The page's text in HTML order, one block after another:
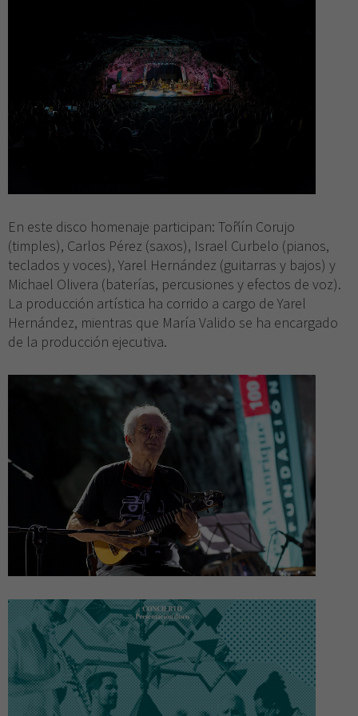
En este disco homenaje participan: Toñín Corujo
(timples), Carlos Pérez (saxos), Israel Curbelo (pianos,
teclados y voces), Yarel Hernández (guitarras y bajos) y
Michael Olivera (baterías, percusiones y efectos de voz).
La producción artística ha corrido a cargo de Yarel
Hernández, mientras que María Valido se ha encargado
de la producción ejecutiva.
Necesarias